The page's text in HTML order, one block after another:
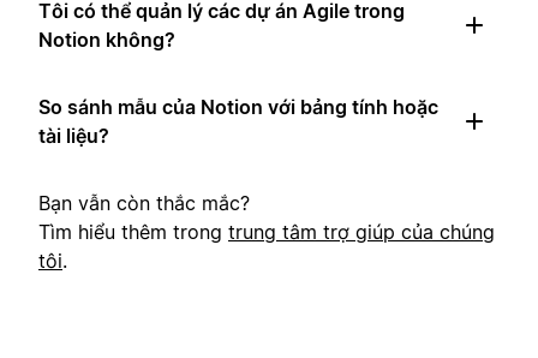
Tôi có thể quản lý các dự án Agile trong
Notion không?
So sánh mẫu của Notion với bảng tính hoặc
tài liệu?
Bạn vẫn còn thắc mắc?
Tìm hiểu thêm trong trung tâm trợ giúp của chúng
tôi.